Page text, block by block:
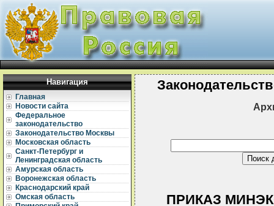
Навигация
Главная
Новости сайта
Федеральное
законодательство
Законодательство Москвы
Московская область
Санкт-Петербург и
Ленинградская область
Амурская область
Воронежская область
Краснодарский край
Омская область
ПРИКАЗ